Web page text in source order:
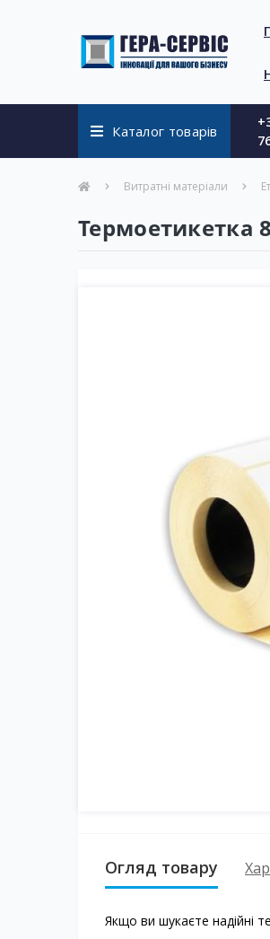
Каталог товарів
Витратні матеріали
Термоетикетка
Огляд товару
Якщо ви шукаєте надійні